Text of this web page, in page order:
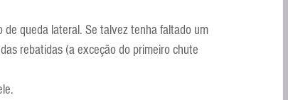
queda lateral. Se talvez tenha faltado um
rebatidas (a exceção do primeiro chute